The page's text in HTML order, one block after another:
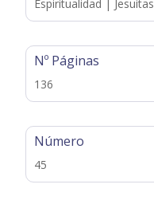
Espiritualidad | Jesuitas
Nº Páginas
136
Número
45